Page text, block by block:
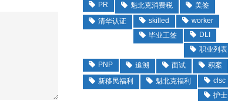
PR
魁北克消费税
美签
清华认证
skilled
worker
毕业工签
DLI
职业列表
PNP
追溯 面试
积案
新移民福利
魁北克福利
clsc
护士